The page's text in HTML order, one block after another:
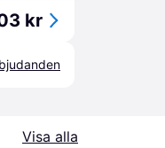
kr
Visa alla